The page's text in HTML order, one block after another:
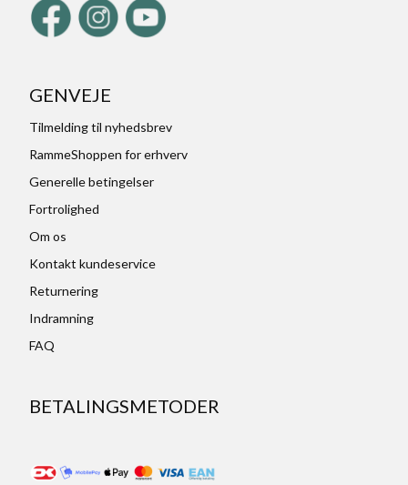
GENVEJE
Tilmelding til nyhedsbrev
RammeShoppen for erhverv
Generelle betingelser
Fortrolighed
Om os
Kontakt kundeservice
Returnering
Indramning
FAQ
BETALINGSMETODER